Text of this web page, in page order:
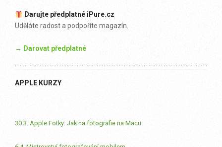
Darujte předplatné iPure.cz
Uděláte radost a podpoříte magazín.
→ Darovat předplatné
APPLE KURZY
30.3. Apple Fotky: Jak na fotografie na Macu